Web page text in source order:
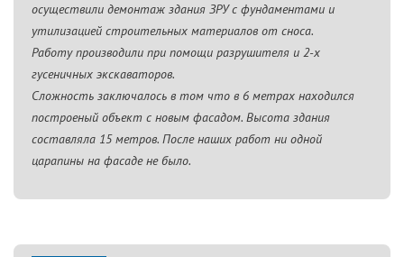
осуществили демонтаж здания ЗРУ с фундаментами и
утилизацией строительных материалов от сноса.
Работу производили при помощи разрушителя и 2-х
гусеничных экскаваторов.
Сложность заключалось в том что в 6 метрах находился
построеный объект с новым фасадом. Высота здания
составляла 15 метров. После наших работ ни одной
царапины на фасаде не было.